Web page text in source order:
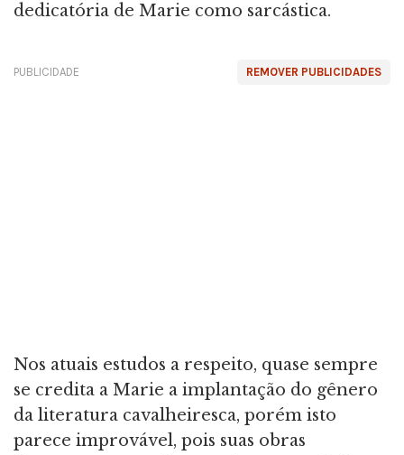
dedicatória de Marie como sarcástica.
REMOVER PUBLICIDADES
PUBLICIDADE
Nos atuais estudos a respeito, quase sempre
se credita a Marie a implantação do gênero
da literatura cavalheiresca, porém isto
parece improvável, pois suas obras